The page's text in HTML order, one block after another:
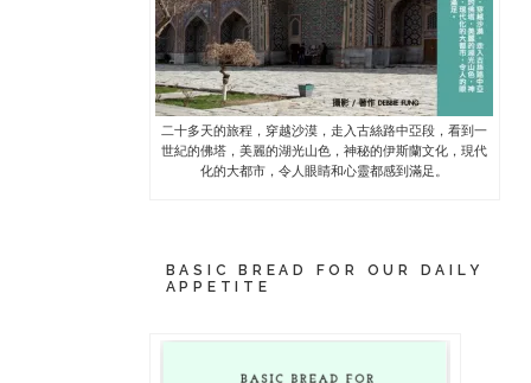
二十多天的旅程，穿越沙漠，走入古絲路中亞段，看到一
世紀的佛塔，美麗的湖光山色，神秘的伊斯蘭文化，現代
化的大都市，令人眼睛和心靈都感到滿足。
BASIC BREAD FOR OUR DAILY
APPETITE